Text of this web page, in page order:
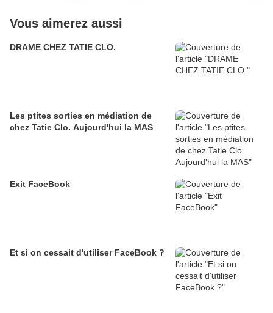
Vous aimerez aussi
DRAME CHEZ TATIE CLO.
Les ptites sorties en médiation de
chez Tatie Clo. Aujourd'hui la MAS
Exit FaceBook
Et si on cessait d'utiliser FaceBook ?